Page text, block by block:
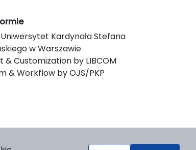
Kardynała Stefana
w Warszawie
& Customization by LIBCOM
& Workflow by OJS/PKP